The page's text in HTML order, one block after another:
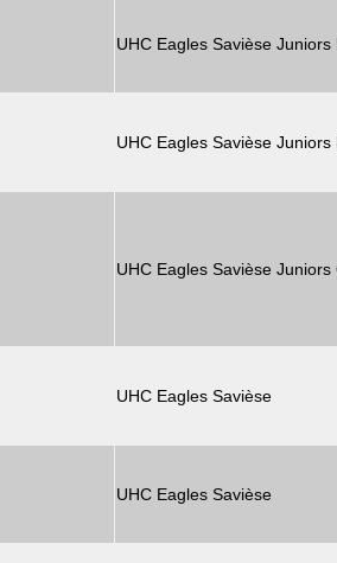
UHC Eagles Savièse Juniors
UHC Eagles Savièse Juniors
UHC Eagles Savièse Juniors
UHC Eagles Savièse
UHC Eagles Savièse